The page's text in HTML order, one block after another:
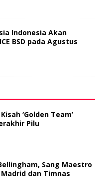
Indonesia Akan
BSD pada Agustus
‘Golden Team’
Pilu
Sang Maestro
dan Timnas